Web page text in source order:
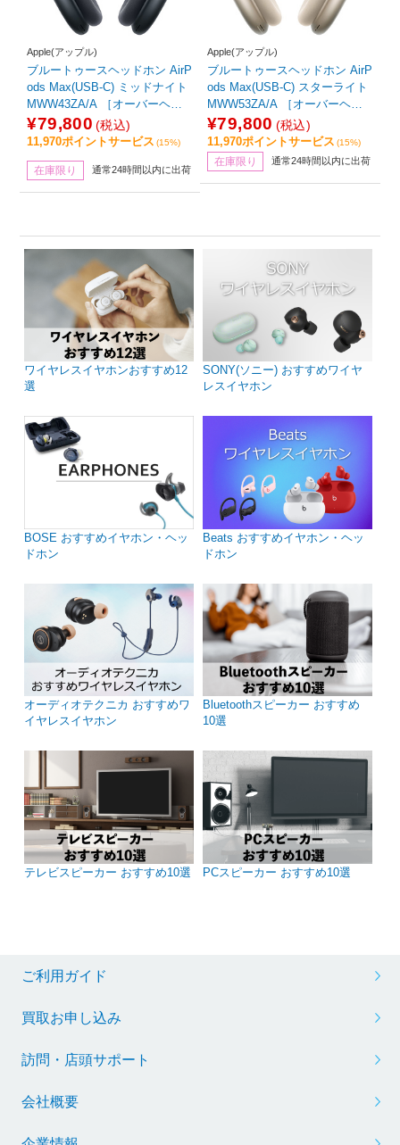
Apple(アップル)
ブルートゥースヘッドホン AirP
ods Max(USB-C) ミッドナイト
MWW43ZA/A ［オーバーヘッ
ド型 /ノイズキャンセリング対
応 /Bluetooth対応］
¥79,800 (税込)
11,970ポイントサービス (15%)
在庫限り 通常24時間以内に出荷
Apple(アップル)
ブルートゥースヘッドホン AirP
ods Max(USB-C) スターライト
MWW53ZA/A ［オーバーヘッ
ド型 /ノイズキャンセリング対
応 /Bluetooth対応］
¥79,800 (税込)
11,970ポイントサービス (15%)
在庫限り 通常24時間以内に出荷
ワイヤレスイヤホンおすすめ12
選
SONY(ソニー) おすすめワイヤ
レスイヤホン
BOSE おすすめイヤホン・ヘッ
ドホン
Beats おすすめイヤホン・ヘッ
ドホン
オーディオテクニカ おすすめワ
イヤレスイヤホン
Bluetoothスピーカー おすすめ
10選
テレビスピーカー おすすめ10選 PCスピーカー おすすめ10選
ご利用ガイド
買取お申し込み
訪問・店頭サポート
会社概要